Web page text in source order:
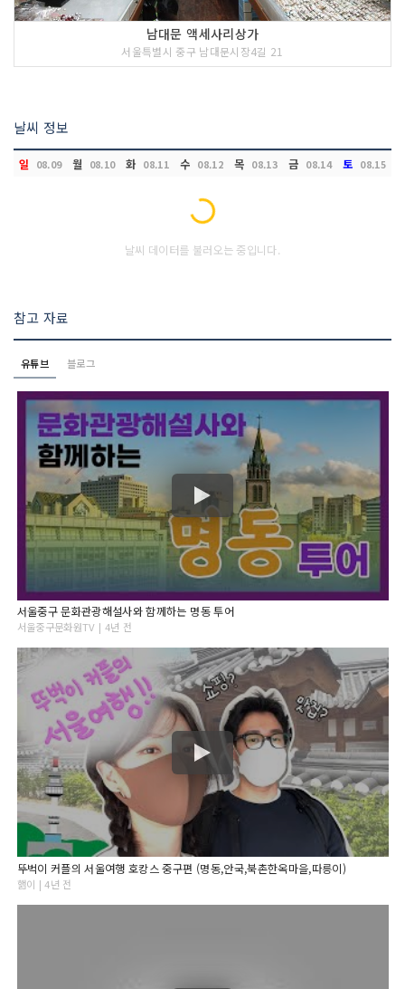
남대문 액세사리상가
서울특별시 중구 남대문시장4길 21
날씨 정보
일 08.09 월 08.10 화 08.11 수 08.12 목 08.13 금 08.14 토 08.15
Loading...
날씨 데이터를 불러오는 중입니다.
참고 자료
유튜브 블로그
서울중구 문화관광해설사와 함께하는 명동 투어
서울중구문화원TV | 4년 전
뚜벅이 커플의 서울여행 호캉스 중구편 (명동,안국,북촌한옥마을,따릉이)
핾이 | 4년 전